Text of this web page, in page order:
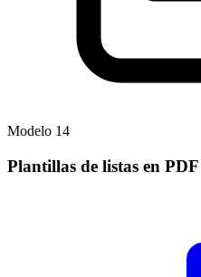
Modelo 14
Plantillas de listas en PDF